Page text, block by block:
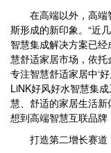
在高端以外，高端
斯形成的新印象。“近
智慧集成解决方案已
慧舒适家居市场，依托
专注智慧舒适家居中‘
LiNK好风好水智慧集
慧、舒适的家居生活新
想到高端智慧互联品
打造第二增长赛道